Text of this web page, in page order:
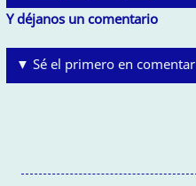
Y déjanos un comentario
▼ Sé el primero en comentar